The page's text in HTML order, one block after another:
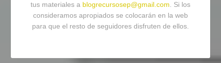
tus materiales a blogrecursosep@gmail.com . Si los
consideramos apropiados se colocarán en la web
para que el resto de seguidores disfruten de ellos.